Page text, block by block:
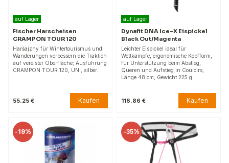
auf Lager
Fischer Harscheisen
CRAMPON TOUR 120
Haršajzny für Wintertourismus und
Wanderungen verbessern die Traktion
auf vereister Oberfläche; Ausführung
CRAMPON TOUR 120, UNI, silber.
55.25 € Kaufen
auf Lager
Dynafit DNA Ice-X Eispickel
Black Out/Magenta
Leichter Eispickel ideal für
Wettkämpfe, ergonomische Kopfform,
für Unterstützung beim Abstieg,
Queren und Aufstieg in Couloirs,
Länge 48 cm, Gewicht 225 g.
116.86 € Kaufen
-19% -35%